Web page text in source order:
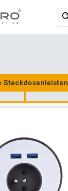
Steckdosenleisten